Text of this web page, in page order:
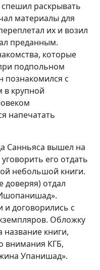
раскрывать
материалы для
их и возил
преданным.
которые
подпольном
познакомился с
в крупной
напечатать
Санньяса вышел на
его отдать
небольшой книги.
доверяя) отдал
и договорились с
Обложку
название книги,
внимания КГБ,
Упанишад».